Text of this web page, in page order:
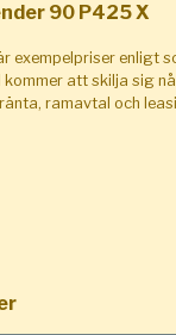
90 P425 X
exempelpriser enligt
att skilja sig
ramavtal och